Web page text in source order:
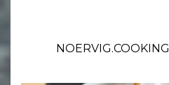
NOERVIG.COOKING